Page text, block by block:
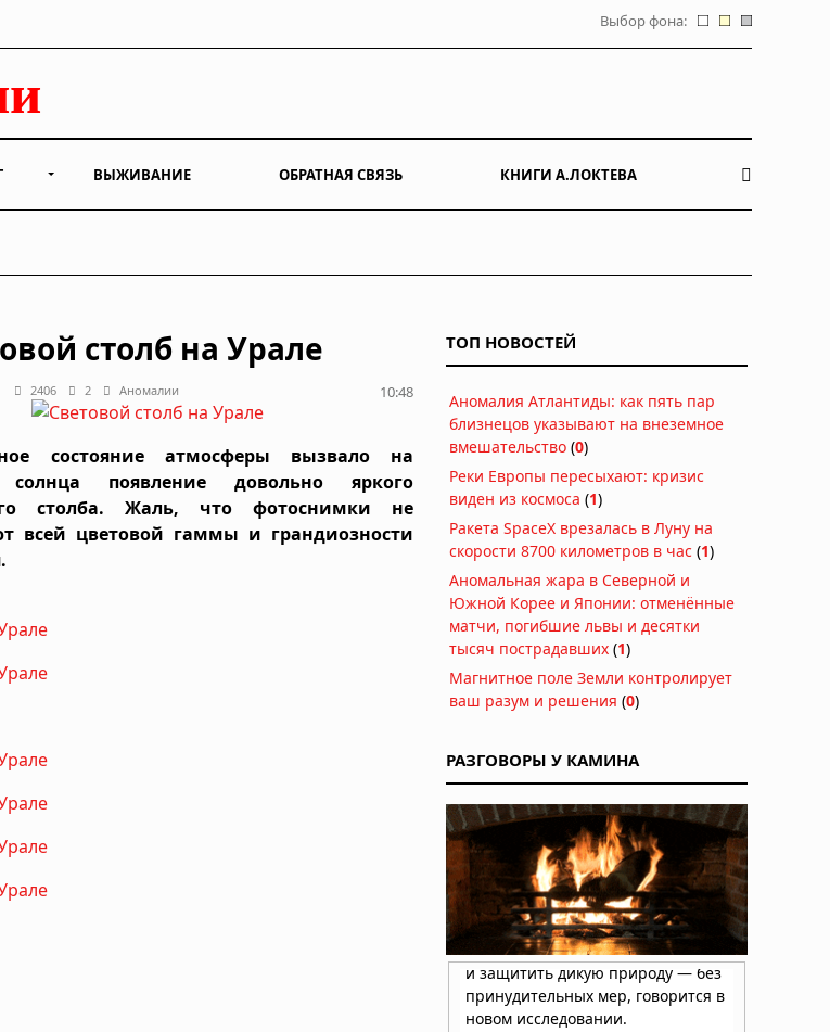
Выбор фона:
ВЫЖИВАНИЕ ОБРАТНАЯ СВЯЗЬ КНИГИ А.ЛОКТЕВА
столб на Урале
2406 2 Аномалии 10:48
состояние атмосферы вызвало на
солнца появление довольно яркого
столба. Жаль, что фотоснимки не
всей цветовой гаммы и грандиозности
ТОП НОВОСТЕЙ
Аномалия Атлантиды: как пять пар
близнецов указывают на внеземное
вмешательство (0)
Реки Европы пересыхают: кризис
виден из космоса (1)
Ракета SpaceX врезалась в Луну на
скорости 8700 километров в час (1)
Аномальная жара в Северной и
Южной Корее и Японии: отменённые
матчи, погибшие львы и десятки
тысяч пострадавших (1)
Магнитное поле Земли контролирует
ваш разум и решения (0)
РАЗГОВОРЫ У КАМИНА